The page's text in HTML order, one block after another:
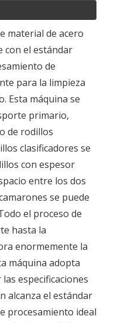
material de acero
con el estándar
de
para la limpieza
Esta máquina se
primario,
de rodillos
clasificadores se
con espesor
entre los dos
se puede
el proceso de
hasta la
enormemente la
máquina adopta
especificaciones
alcanza el estándar
procesamiento ideal